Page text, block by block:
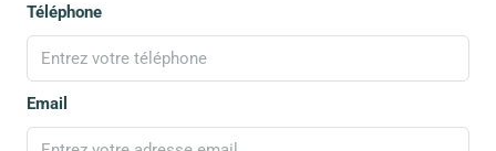
Téléphone
Email